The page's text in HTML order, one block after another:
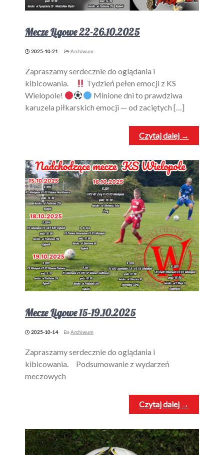
Mecze Ligowe 22-26.10.2025
2025-10-21 Archiwum
Zapraszamy serdecznie do oglądania i
kibicowania.
Tydzień pełen emocji z KS
Wielopole!
Minione dni to prawdziwa
karuzela piłkarskich emocji — od zaciętych […]
Czytaj dalej →
Mecze Ligowe 15-19.10.2025
2025-10-14 Archiwum
Zapraszamy serdecznie do oglądania i
kibicowania. Podsumowanie z wydarzeń
meczowych
Czytaj dalej →